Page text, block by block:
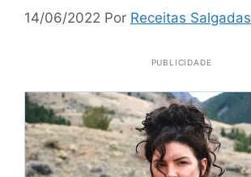
14/06/2022 Por Receitas Salgadas
PUBLICIDADE